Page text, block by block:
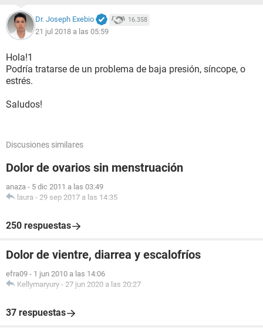
Dr. Joseph Exebio 16.358
21 jul 2018 a las 05:59
Hola!1
Podría tratarse de un problema de baja presión, síncope, o
estrés.
Saludos!
Discusiones similares
Dolor de ovarios sin menstruación
anaza - 5 dic 2011 a las 03:49
laura - 29 sep 2017 a las 14:35
250 respuestas
Dolor de vientre, diarrea y escalofríos
efra09 - 1 jun 2010 a las 14:06
Kellymaryury - 27 jun 2020 a las 20:27
37 respuestas